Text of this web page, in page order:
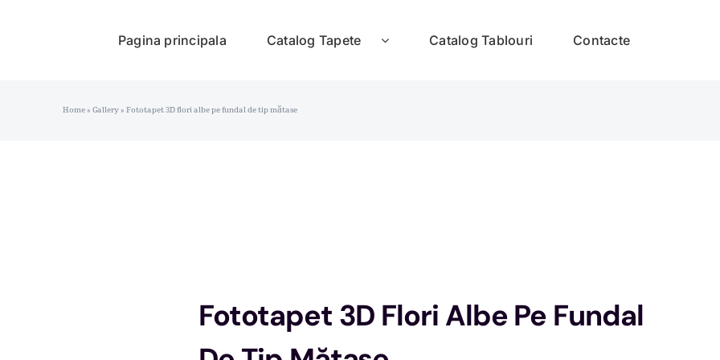
Pagina principala Catalog Tapete Catalog Tablouri Contacte
Home»Gallery»Fototapet 3D flori albe pe fundal de tip mătase
Fototapet 3D Flori Albe Pe Fundal